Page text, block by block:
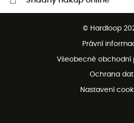
Bezplatná zákaznická služba
© Hardloop
Právní
Všeobecné obchodní
Ochrana dat
Nastavení